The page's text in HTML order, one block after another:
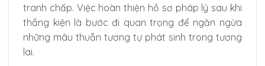
tranh chấp. Việc hoàn thiện hồ sơ pháp lý sau khi
thắng kiện là bước đi quan trọng để ngăn ngừa
những mâu thuẫn tương tự phát sinh trong tương
lai.